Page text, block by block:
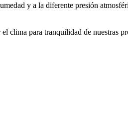
y a la diferente presión
clima para tranquilidad de nuestras